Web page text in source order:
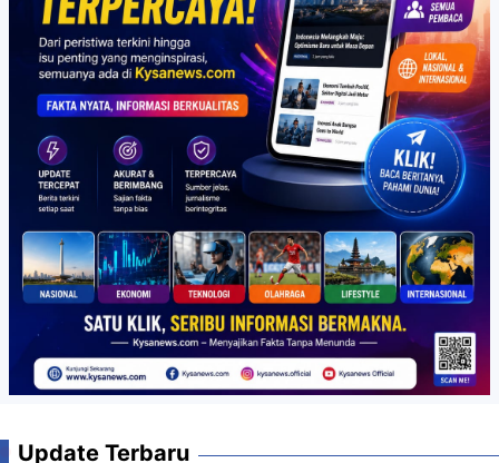
Update Terbaru